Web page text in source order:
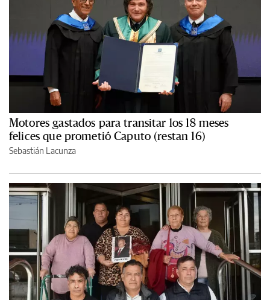
Motores gastados para transitar los 18 meses
felices que prometió Caputo (restan 16)
Sebastián Lacunza